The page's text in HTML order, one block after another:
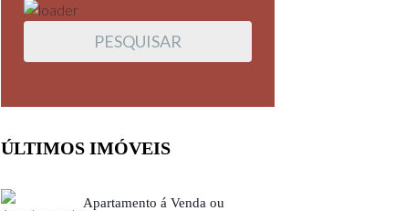
ÚLTIMOS IMÓVEIS
Apartamento á Venda ou